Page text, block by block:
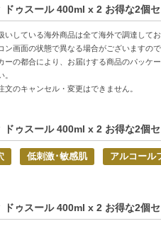
】
悩みの方
ケアを求める方
這裡（中国語の商品説明はこちら）
】
ドゥスール 400ml x 2 お得な2個
している海外商品は全て海外で調達して
ン画面の状態で異なる場合がございますので
の都合により、お届けする商品のパッケ
のキャンセル・変更はできません。
ドゥスール 400ml x 2 お得な2個
低刺激･敏感肌 アルコール
ドゥスール 400ml x 2 お得な2個